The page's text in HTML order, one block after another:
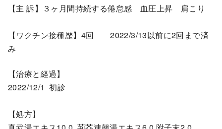
【主 訴】３ヶ月間持続する倦怠感 血圧上昇 肩こり
【ワクチン接種歴】4回 2022/3/13以前に2回まで済
み
【治療と経過】
2022/12/1 初診
【処方】